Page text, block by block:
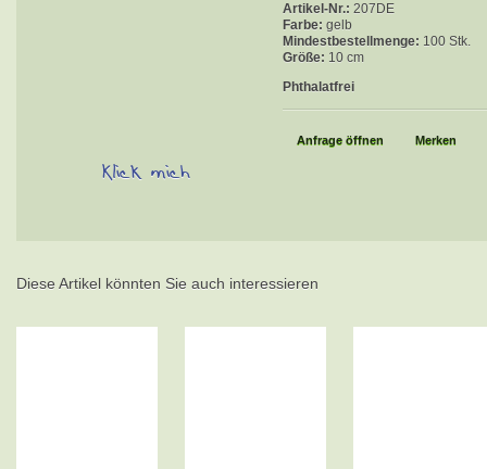
Klick mich
Artikel-Nr.: 207DE
Farbe: gelb
Mindestbestellmenge: 100 Stk.
Größe: 10 cm
Phthalatfrei
Anfrage öffnen Merken
Diese Artikel könnten Sie auch interessieren